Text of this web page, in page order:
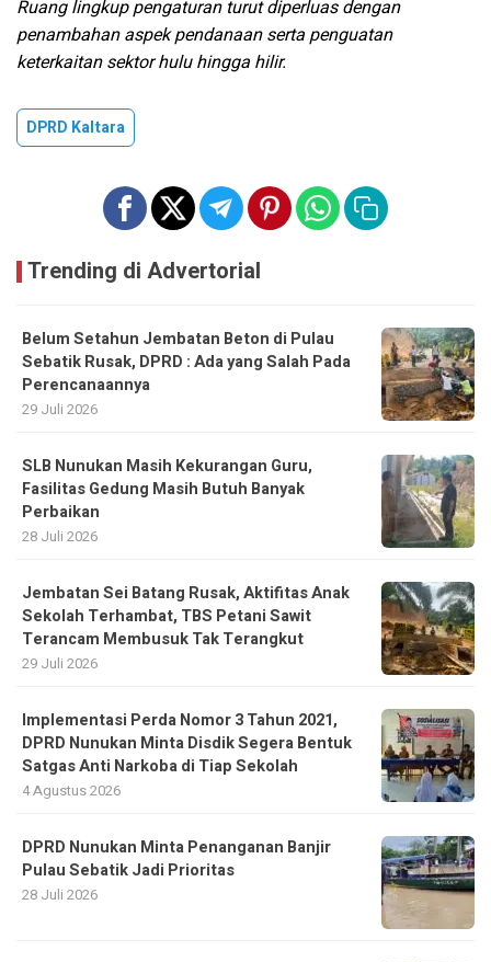
Ruang lingkup pengaturan turut diperluas dengan
penambahan aspek pendanaan serta penguatan
keterkaitan sektor hulu hingga hilir.
DPRD Kaltara
Trending di Advertorial
Belum Setahun Jembatan Beton di Pulau
Sebatik Rusak, DPRD : Ada yang Salah Pada
Perencanaannya
29 Juli 2026
SLB Nunukan Masih Kekurangan Guru,
Fasilitas Gedung Masih Butuh Banyak
Perbaikan
28 Juli 2026
Jembatan Sei Batang Rusak, Aktifitas Anak
Sekolah Terhambat, TBS Petani Sawit
Terancam Membusuk Tak Terangkut
29 Juli 2026
Implementasi Perda Nomor 3 Tahun 2021,
DPRD Nunukan Minta Disdik Segera Bentuk
Satgas Anti Narkoba di Tiap Sekolah
4 Agustus 2026
DPRD Nunukan Minta Penanganan Banjir
Pulau Sebatik Jadi Prioritas
28 Juli 2026